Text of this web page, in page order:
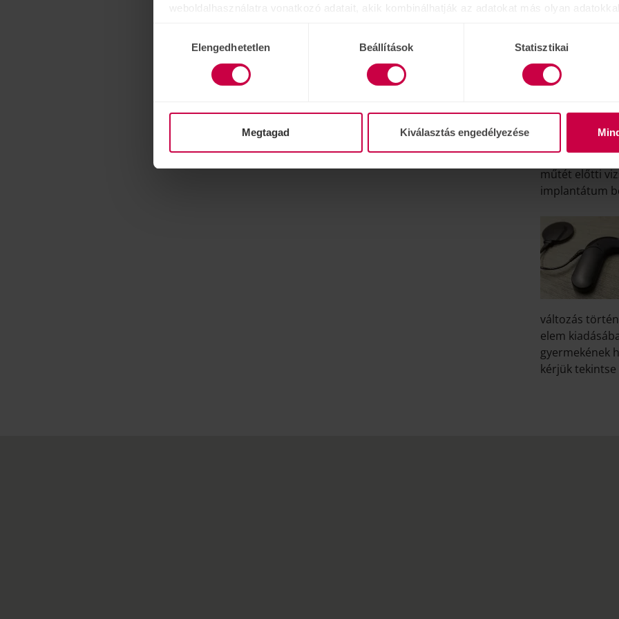
weboldalhasználatra vonatkozó adatait, akik kombinálhatják az adatokat más olyan
kiválasztásaElengedhetetlen Beállítások Statisztikai
Megtagad Kiválasztás engedélyezése
pár gyakori
lépésre
műtét előtti
implantátum
változás
elem
gyermekének
kérjük